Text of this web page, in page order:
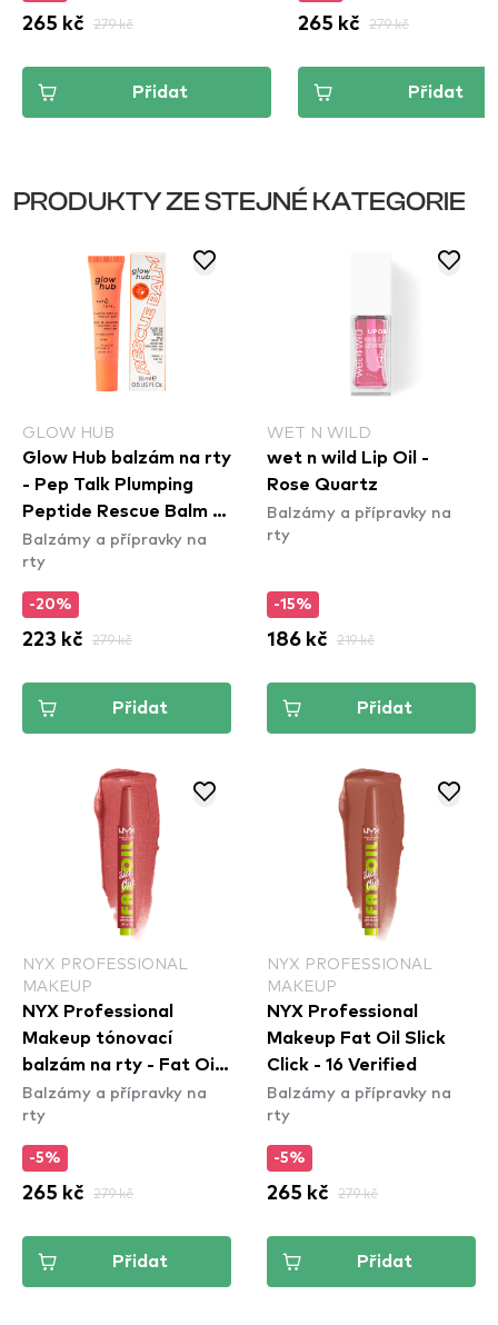
265 kč 279 kč
Přidat
265 kč 279 kč
Přidat
PRODUKTY ZE STEJNÉ KATEGORIE
GLOW HUB
Glow Hub balzám na rty
- Pep Talk Plumping
Peptide Rescue Balm -
Mango
Balzámy a přípravky na
rty
-20%
223 kč 279 kč
Přidat
WET N WILD
wet n wild Lip Oil -
Rose Quartz
Balzámy a přípravky na
rty
-15%
186 kč 219 kč
Přidat
NYX PROFESSIONAL
MAKEUP
NYX Professional
Makeup tónovací
balzám na rty - Fat Oil
Slick Click - 03 No Filter
Needed
Balzámy a přípravky na
rty
-5%
265 kč 279 kč
Přidat
NYX PROFESSIONAL
MAKEUP
NYX Professional
Makeup Fat Oil Slick
Click - 16 Verified
Balzámy a přípravky na
rty
-5%
265 kč 279 kč
Přidat